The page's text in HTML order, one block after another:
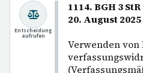
1114. BGH 3
20. August
Verwenden von
Entscheidung
aufrufen